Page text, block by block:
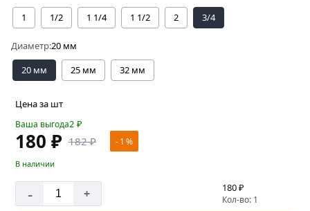
1
1/2 1 1/4 1 1/2 2 3/4
Диаметр:20 мм
20 мм
25 мм 32 мм
Цена за шт
Ваша выгода2 ₽
180 ₽ 182 ₽ - 1 %
В наличии
- + 180 ₽
Кол-во: 1